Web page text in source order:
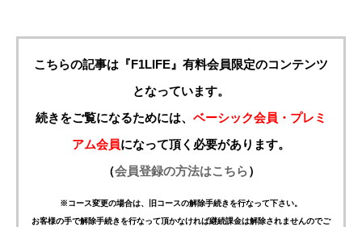
こちらの記事は『F1LIFE』有料会員限定のコンテンツ
となっています。
続きをご覧になるためには、 ベーシック会員・プレミ
アム会員になって頂く必要があります。
（会員登録の方法はこちら）
※コース変更の場合は、旧コースの解除手続きを行なって下さい。
お客様の手で解除手続きを行なって頂かなければ継続課金は解除されませんのでご